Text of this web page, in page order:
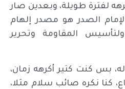
وكنت أكرهه لفترة طويلة، وبعدين صار
الصدر هو مصدر إلهام
المقاومة وتحرير
بس كنت كتير أكرهه زمان،
كنا نكره صائب سلام مثلا،